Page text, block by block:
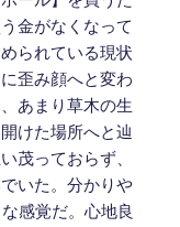
金がなくなって
られている現状
歪み顔へと変わ
あまり草木の生
けた場所へと辿
茂っておらず、
いた。分かりや
感覚だ。心地良